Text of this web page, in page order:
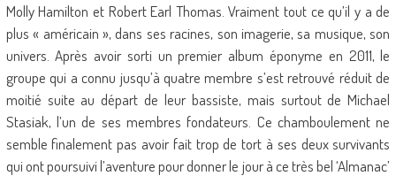
Molly Hamilton et Robert Earl Thomas. Vraiment tout ce qu’il y a de
plus « américain », dans ses racines, son imagerie, sa musique, son
univers. Après avoir sorti un premier album éponyme en 2011, le
groupe qui a connu jusqu’à quatre membre s’est retrouvé réduit de
moitié suite au départ de leur bassiste, mais surtout de Michael
Stasiak, l’un de ses membres fondateurs. Ce chamboulement ne
semble finalement pas avoir fait trop de tort à ses deux survivants
qui ont poursuivi l’aventure pour donner le jour à ce très bel ‘Almanac’